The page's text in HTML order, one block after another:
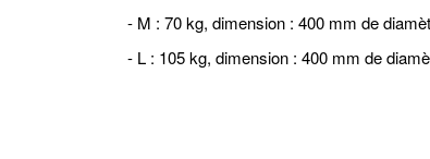
- M : 70 kg, dimension : 400 mm de
- L : 105 kg, dimension : 400 mm de